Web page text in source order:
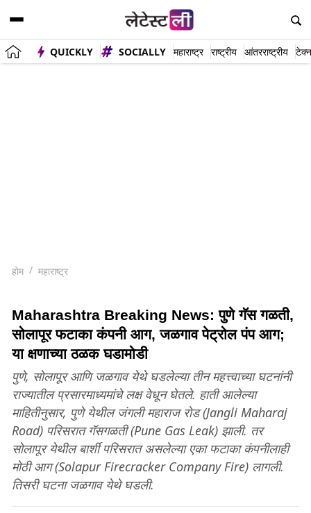
QUICKLY SOCIALLY महाराष्ट्र राष्ट्रीय आंतरराष्ट्रीय
होम महाराष्ट्र
Maharashtra Breaking News: पुणे गॅस गळती,
सोलापूर फटाका कंपनी आग, जळगाव पेट्रोल पंप आग;
या क्षणाच्या ठळक घडामोडी
पुणे, सोलापूर आणि जळगाव येथे घडलेल्या तीन महत्त्वाच्या घटनांनी
राज्यातील प्रसारमाध्यमांचे लक्ष वेधून घेतले. हाती आलेल्या
माहितीनुसार, पुणे येथील जंगली महाराज रोड (Jangli Maharaj
Road) परिसरात गॅसगळती (Pune Gas Leak) झाली. तर
सोलापूर येथील बार्शी परिसरात असलेल्या एका फटाका कंपनीलाही
मोठी आग (Solapur Firecracker Company Fire) लागली.
तिसरी घटना जळगाव येथे घडली.